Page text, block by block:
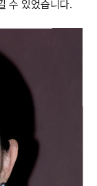
수 있었습니다.